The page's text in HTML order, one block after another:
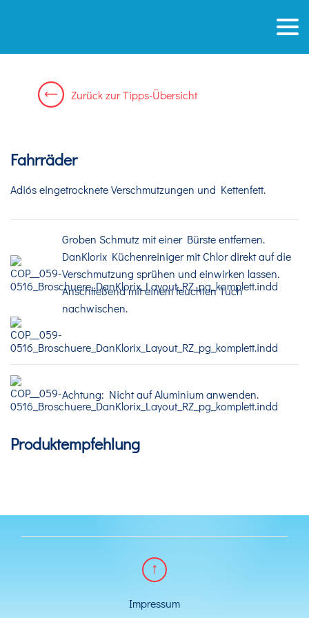
ZurückzurTipps-Übersicht
Fahrräder
Adiós eingetrocknete Verschmutzungen und Kettenfett.
Groben Schmutz mit einer Bürste entfernen.
DanKlorix Küchenreiniger mit Chlor direkt auf die
Verschmutzung sprühen und einwirken lassen.
Anschließend mit einem feuchten Tuch
nachwischen.
Achtung: Nicht auf Aluminium anwenden.
Produktempfehlung
Impressum